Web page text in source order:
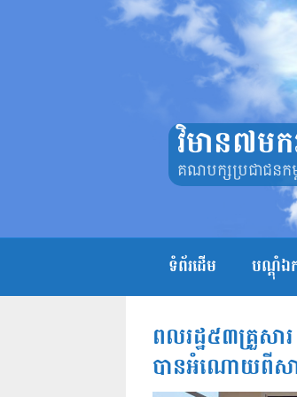
វិមាន៧មក
គណបក្សប្រជាជនកម្
ទំព័រដើម បណ្តុំឯ
ពលរដ្ឋ៥៣គ្រួសា
បានអំណោយពីសាខ